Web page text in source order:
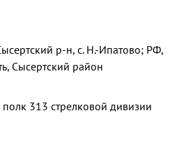
р-н, с. Н.-Ипатово; РФ,
Сысертский район
313 стрелковой дивизии